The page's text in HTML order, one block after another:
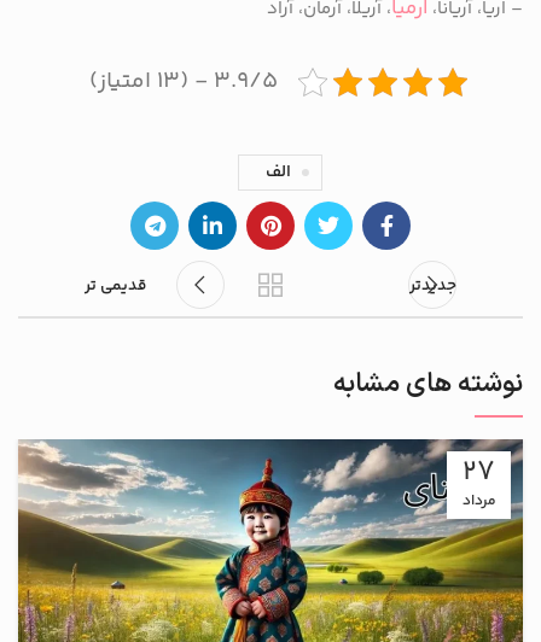
– اریا، آریانا، ارمیا، آریلا، آرمان، آراد
۳.۹/۵ - (۱۳ امتیاز)
الف
جدیدتر قدیمی تر
نوشته های مشابه
27
مرداد